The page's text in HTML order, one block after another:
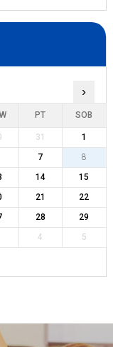
›
PT SOB
31
1
7
8
14
15
21
22
28
29
4 5